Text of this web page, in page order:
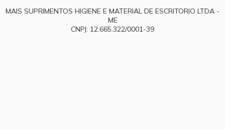
MAIS SUPRIMENTOS HIGIENE E MATERIAL DE ESCRITORIO LTDA -
ME
CNPJ: 12.665.322/0001-39